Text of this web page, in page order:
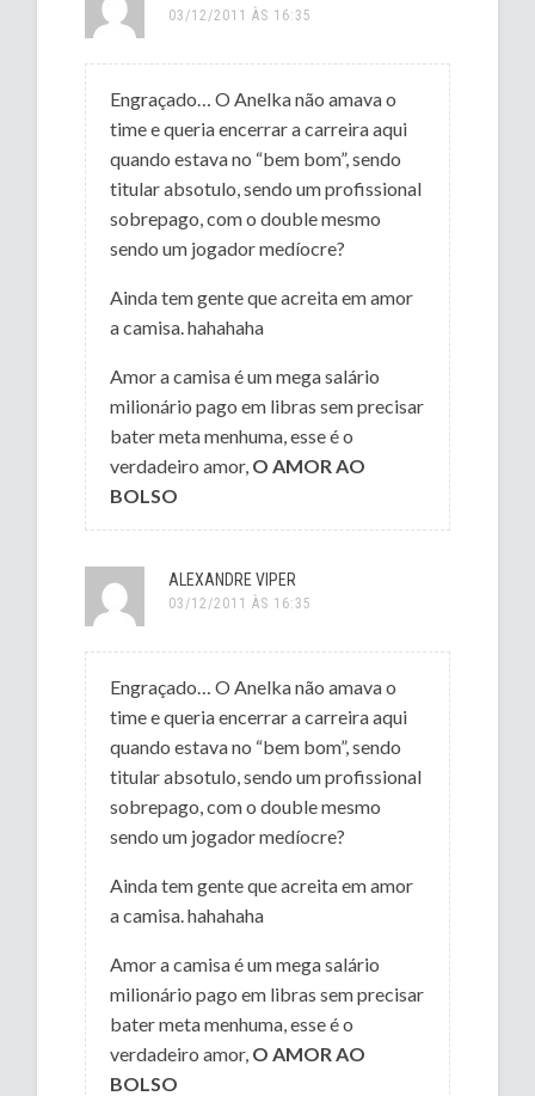
03/12/2011 ÀS 16:35
Engraçado… O Anelka não amava o
time e queria encerrar a carreira aqui
quando estava no “bem bom”, sendo
titular absotulo, sendo um profissional
sobrepago, com o double mesmo
sendo um jogador medíocre?
Ainda tem gente que acreita em amor
a camisa. hahahaha
Amor a camisa é um mega salário
milionário pago em libras sem precisar
bater meta menhuma, esse é o
verdadeiro amor, O AMOR AO
BOLSO
ALEXANDRE VIPER
03/12/2011 ÀS 16:35
Engraçado… O Anelka não amava o
time e queria encerrar a carreira aqui
quando estava no “bem bom”, sendo
titular absotulo, sendo um profissional
sobrepago, com o double mesmo
sendo um jogador medíocre?
Ainda tem gente que acreita em amor
a camisa. hahahaha
Amor a camisa é um mega salário
milionário pago em libras sem precisar
bater meta menhuma, esse é o
verdadeiro amor, O AMOR AO
BOLSO